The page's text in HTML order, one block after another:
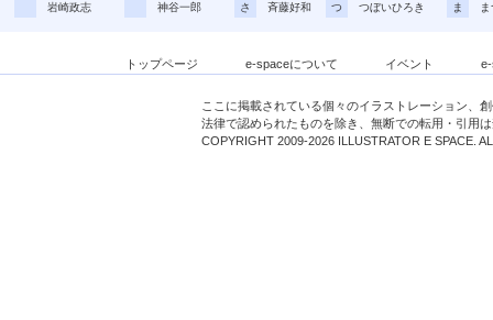
岩崎政志
神谷一郎
さ
斉藤好和
つ
つぼいひろき
ま
トップページ e-spaceについて イベント
ここに掲載されている個々のイラストレーション、
法律で認められたものを除き、無断での転用・引用
COPYRIGHT 2009-2026 ILLUSTRATOR E SPACE.